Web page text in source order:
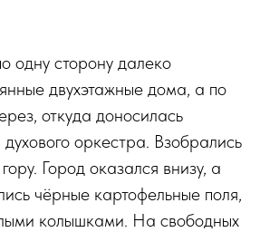
одну сторону далеко
двухэтажные дома, а по
откуда доносилась
оркестра. Взобрались
Город оказался внизу, а
чёрные картофельные поля,
колышками. На свободных